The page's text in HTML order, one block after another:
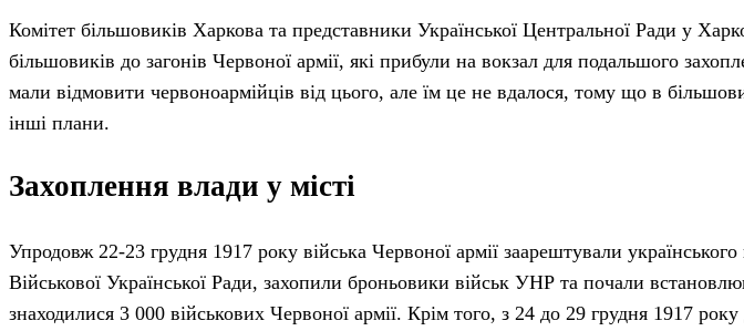
Комітет більшовиків Харкова та представники Української Центральної Ради у
більшовиків до загонів Червоної армії, які прибули на вокзал для подальшого
мали відмовити червоноармійців від цього, але їм це не вдалося, тому що в
інші плани.
Захоплення влади у місті
Упродовж 22-23 грудня 1917 року війська Червоної армії заарештували
Військової Української Ради, захопили броньовики військ УНР та почали
знаходилися 3 000 військових Червоної армії. Крім того, з 24 до 29 грудня 1917